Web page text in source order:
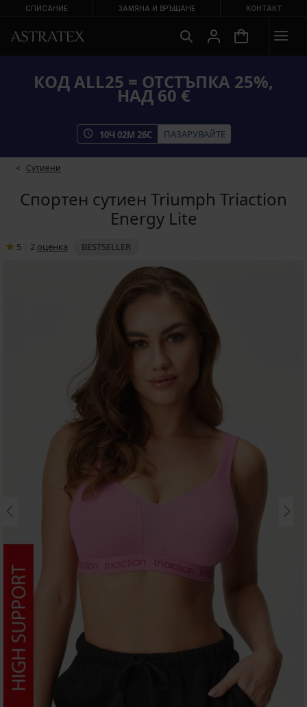
СПИСАНИЕ ЗАМЯНА И ВРЪЩАНЕ КОНТАКТ
КОД ALL25 = ОТСТЪПКА 25%,
НАД 60 €
10Ч 02М 26С ПАЗАРУВАЙТЕ
Сутиени
Спортен сутиен Triumph Triaction
Energy Lite
5 2 oценка BESTSELLER